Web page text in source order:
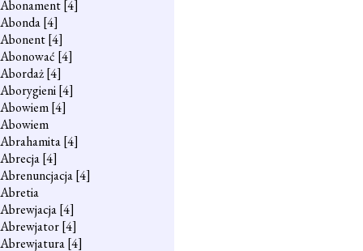
Abonament[4]
Abonda[4]
Abonent[4]
Abonować [4]
Abordaż[4]
Aborygieni[4]
Abowiem[4]
Abowiem
Abrahamita[4]
Abrecja[4]
Abrenuncjacja[4]
Abretia
Abrewjacja[4]
Abrewjator[4]
Abrewjatura[4]